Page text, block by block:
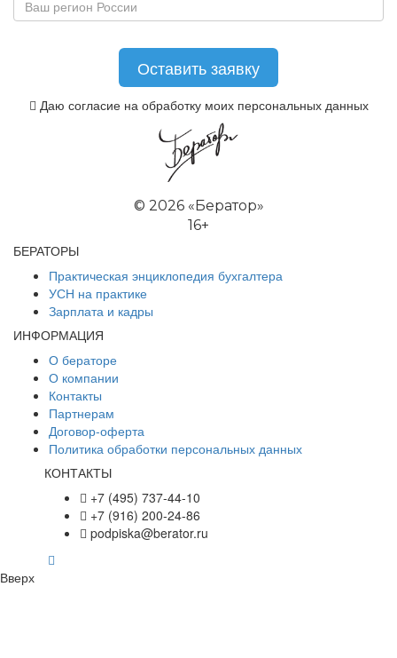
Даю согласие на обработку моих персональных данных
© 2026 «Бератор»
16+
БЕРАТОРЫ
Практическая энциклопедия бухгалтера
УСН на практике
Зарплата и кадры
ИНФОРМАЦИЯ
О бераторе
О компании
Контакты
Партнерам
Договор-оферта
Политика обработки персональных данных
КОНТАКТЫ
+7 (495) 737-44-10
+7 (916) 200-24-86
podpiska@berator.ru
Вверх